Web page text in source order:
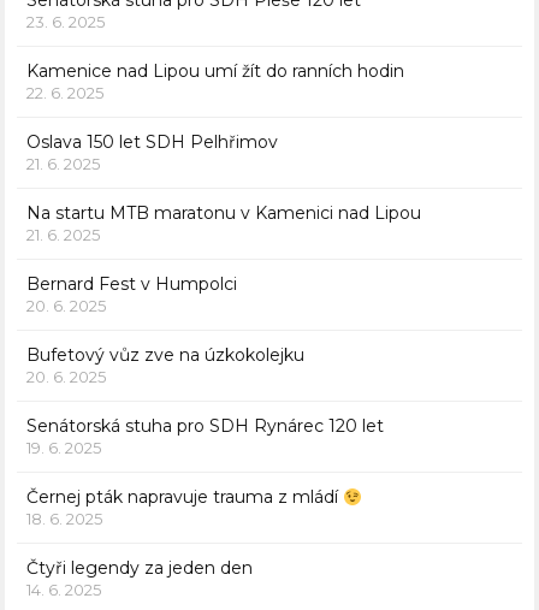
23. 6. 2025
Kamenice nad Lipou umí žít do ranních hodin
22. 6. 2025
Oslava 150 let SDH Pelhřimov
21. 6. 2025
Na startu MTB maratonu v Kamenici nad Lipou
21. 6. 2025
Bernard Fest v Humpolci
20. 6. 2025
Bufetový vůz zve na úzkokolejku
20. 6. 2025
Senátorská stuha pro SDH Rynárec 120 let
19. 6. 2025
Černej pták napravuje trauma z mládí
18. 6. 2025
Čtyři legendy za jeden den
14. 6. 2025